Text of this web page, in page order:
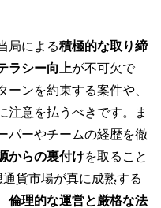
局による積極的な取り締
ラシー向上が不可欠で
ンを約束する案件や、
注意を払うべきです。ま
パーやチームの経歴を徹
からの裏付けを取ること
貨市場が真に成熟する
倫理的な運営と厳格な法